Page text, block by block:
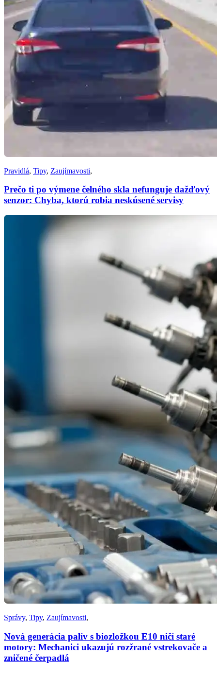
Pravidlá, Tipy, Zaujímavosti,
Prečo ti po výmene čelného skla nefunguje dažďový
senzor: Chyba, ktorú robia neskúsené servisy
Správy, Tipy, Zaujímavosti,
Nová generácia palív s biozložkou E10 ničí staré
motory: Mechanici ukazujú rozžrané vstrekovače a
zničené čerpadlá